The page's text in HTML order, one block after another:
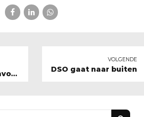
VOLGENDE
DSO gaat naar buiten